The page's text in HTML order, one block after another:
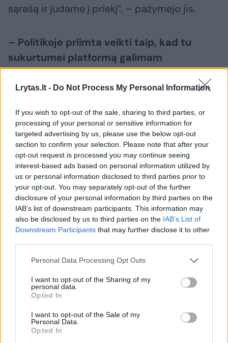
Lrytas.lt - Do Not Process My Personal Information
If you wish to opt-out of the sale, sharing to third parties, or
processing of your personal or sensitive information for
targeted advertising by us, please use the below opt-out
section to confirm your selection. Please note that after your
opt-out request is processed you may continue seeing
interest-based ads based on personal information utilized by
us or personal information disclosed to third parties prior to
your opt-out. You may separately opt-out of the further
disclosure of your personal information by third parties on the
IAB’s list of downstream participants. This information may
also be disclosed by us to third parties on the IAB’s List of
Downstream Participants that may further disclose it to other
Personal Data Processing Opt Outs
I want to opt-out of the Sharing of my
personal data.
Opted In
I want to opt-out of the Sale of my
Personal Data.
Opted In
sąrašą ir judame į priekį“, – pažymėjo jis.
– Politikoje priimta veikti taip, kad tu
sukurtumei platformą galimam
sprendimui.
– Partneriai turi tikėti tuo, ką mes darome, ir
žmonės turi tikėti tuo, ką mes darome ir
pasitikėti. Jeigu kalbame apie pasitikėjimą,
žinoma, kad jo reikia. Jeigu tu galvoji, kas čia
šitas liurbis ir ką jis gali pridaryti – tai yra
problema, nes mes turime būti kuo labiau
įsitraukę ir kuo labiau vieningi įvairiais
klausimais. Kitas dalykas, kas man
asmeniškai yra labai svarbu, tai yra saugumo
užtikrinimas, kad mes galėtume turėti bazę
tam, ką darome. Aš atėjęs iš saugumo
bendruomenės. Taip, aš nesu vieno klausimo
žmogus, ta paletė yra smarkiai išsiplėtusi, bet
situacija tais pačiais 2024 metais – aš esu
įsitikinęs – ir kitas žmogus būtų šitoje